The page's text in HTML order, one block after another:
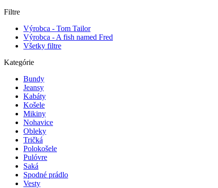
Filtre
Výrobca - Tom Tailor
Výrobca - A fish named Fred
Všetky filtre
Kategórie
Bundy
Jeansy
Kabáty
Košele
Mikiny
Nohavice
Obleky
Tričká
Polokošele
Pulóvre
Saká
Spodné prádlo
Vesty